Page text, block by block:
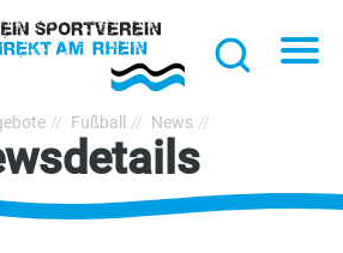
Fußball News